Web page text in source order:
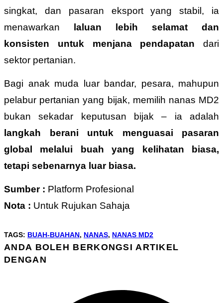
singkat, dan pasaran eksport yang stabil, ia
menawarkan
laluan lebih selamat dan
konsisten untuk menjana pendapatan dari
sektor pertanian.
Bagi anak muda luar bandar, pesara, mahupun
pelabur pertanian yang bijak, memilih nanas MD2
bukan sekadar keputusan bijak – ia adalah
langkah berani untuk menguasai pasaran
global melalui buah yang kelihatan biasa,
tetapi sebenarnya luar biasa.
Sumber : Platform Profesional
Nota : Untuk Rujukan Sahaja
TAGS: BUAH-BUAHAN, NANAS, NANAS MD2
ANDA BOLEH BERKONGSI ARTIKEL
DENGAN